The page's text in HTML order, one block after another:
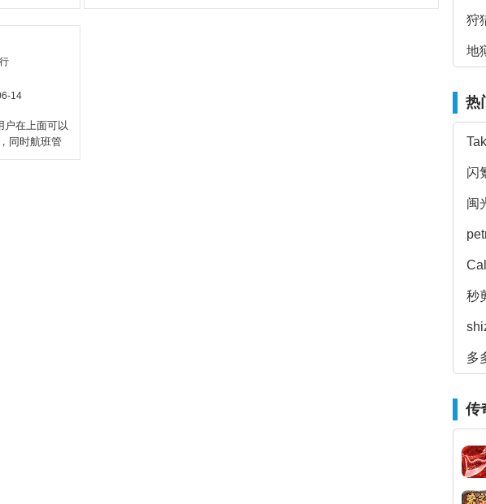
呼叫接送车辆，为
14
户在上面可以
同时航班管
狩
地
热
闪
闽
秒
多
传